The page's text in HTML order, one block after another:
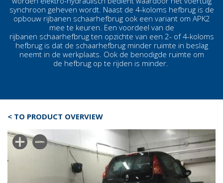
synchroon geheven wordt. Naast de 4-koloms hefbrug is de
opbouw rijbanen schaarhefbrug ook een variant om APK2
mee te keuren. Een voordeel van de
rijbanen schaarhefbrug ten opzichte van een 2- of 4-koloms
hefbrug is dat de schaarhefbrug minder ruimte in beslag
neemt in de werkplaats. Ook de benodigde ruimte om
de hefbrug op te rijden is minder.
< TO PRODUCT OVERVIEW